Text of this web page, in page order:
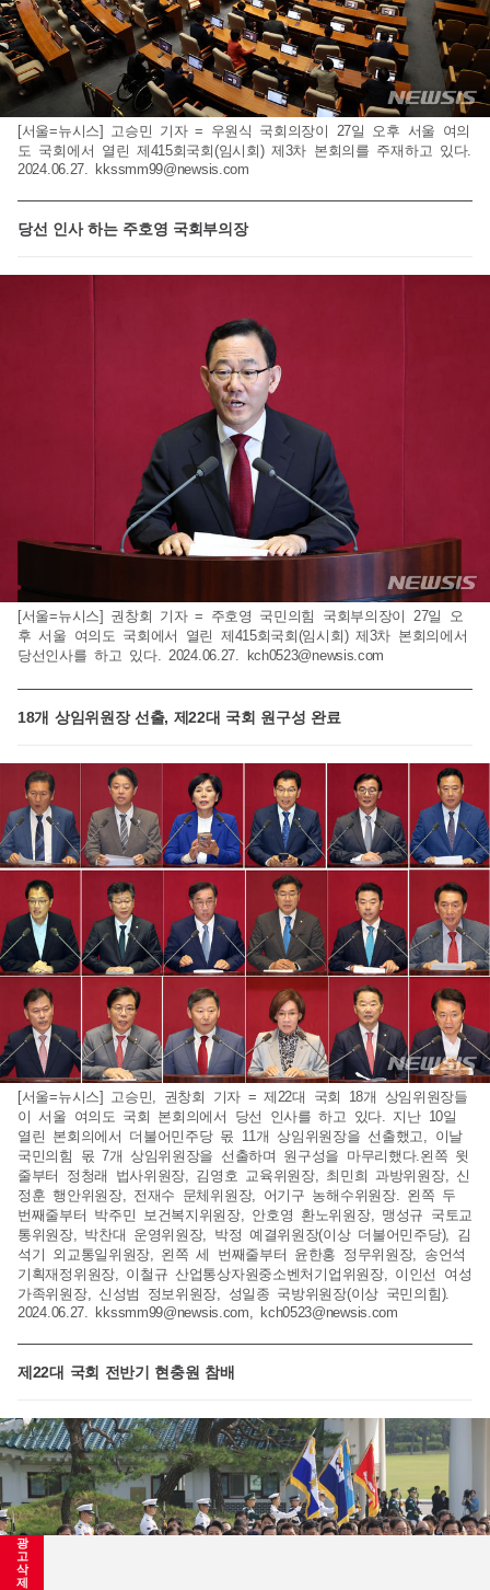
[서울=뉴시스] 고승민 기자 = 우원식 국회의장이 27일 오후 서울 여의
도 국회에서 열린 제415회국회(임시회) 제3차 본회의를 주재하고 있다.
2024.06.27.
kkssmm99@newsis.com
당선 인사 하는 주호영 국회부의장
[서울=뉴시스] 권창회 기자 = 주호영 국민의힘 국회부의장이 27일 오
후 서울 여의도 국회에서 열린 제415회국회(임시회) 제3차 본회의에서
당선인사를 하고 있다. 2024.06.27. kch0523@newsis.com
18개 상임위원장 선출, 제22대 국회 원구성 완료
[서울=뉴시스] 고승민, 권창회 기자 = 제22대 국회 18개 상임위원장들
이 서울 여의도 국회 본회의에서 당선 인사를 하고 있다. 지난 10일
열린 본회의에서 더불어민주당 몫 11개 상임위원장을 선출했고, 이날
국민의힘 몫 7개 상임위원장을 선출하며 원구성을 마무리했다.왼쪽 윗
줄부터 정청래 법사위원장, 김영호 교육위원장, 최민희 과방위원장, 신
정훈 행안위원장, 전재수 문체위원장, 어기구 농해수위원장. 왼쪽 두
번째줄부터 박주민 보건복지위원장, 안호영 환노위원장, 맹성규 국토교
통위원장, 박찬대 운영위원장, 박정 예결위원장(이상 더불어민주당), 김
석기 외교통일위원장, 왼쪽 세 번째줄부터 윤한홍 정무위원장, 송언석
기획재정위원장, 이철규 산업통상자원중소벤처기업위원장, 이인선 여성
가족위원장, 신성범 정보위원장, 성일종 국방위원장(이상 국민의힘).
2024.06.27. kkssmm99@newsis.com, kch0523@newsis.com
제22대 국회 전반기 현충원 참배
광
고
삭
제